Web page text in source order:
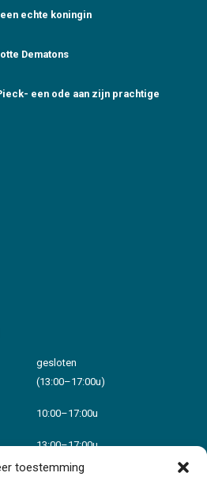
toestemming
echte koningin
Dematons
een ode aan zijn prachtige
gesloten
(13:00–17:00u)
10:00–17:00u
13:00–17:00u
Openingstijden